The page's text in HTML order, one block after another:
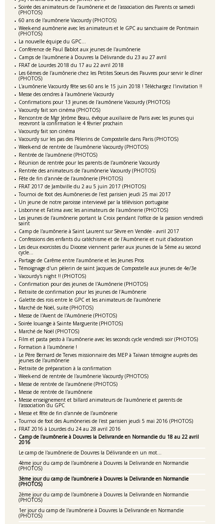
Soirée des animateurs de l'aumônerie et de l'association des Parents ce samedi
(PHOTOS)
60 ans de l'aumônerie Vacourdy (PHOTOS)
Week-end aumônerie avec les animateurs et le GPC au sanctuaire de Pontmain
(PHOTOS)
La nouvelle équipe du GPC...
Conférence de Paul Bablot aux jeunes de l'aumônerie
Camps de l'aumônerie à Douvres la Délivrande du 23 au 27 avril
FRAT de Lourdes 2018 du 17 au 22 avril 2018
Les 6èmes de l'aumônerie chez les Petites Soeurs des Pauvres pour servir le dîner
(PHOTOS)
L'aumônerie Vacourdy fête ses 60 ans le 15 juin 2018 ! Téléchargez l'invitation !!
Messe des cendres à l'aumônerie Vacourdy
Confirmations pour 13 jeunes de l'aumônerie Vacourdy (PHOTOS)
Vacourdy fait son cinéma (PHOTOS)
Rencontre de Mgr Jérôme Beau, évêque auxiliaire de Paris avec les jeunes qui
recevront la confirmation le 4 février prochain
Vacourdy fait son cinéma
Vacourdy sur les pas des Pèlerins de Compostelle dans Paris (PHOTOS)
Week-end de rentrée de l'aumônerie Vacourdy (PHOTOS)
Rentrée de l'aumônerie (PHOTOS)
Réunion de rentrée pour les parents de l'aumônerie Vacourdy
Rentrée des animateurs de l'aumônerie Vacourdy (PHOTOS)
Fête de fin d'année de l'aumônerie (PHOTOS)
FRAT 2017 de Jambville du 2 au 5 juin 2017 (PHOTOS)
Tournoi de foot des Aumôneries de l'est parisien jeudi 25 mai 2017
Un jeune de notre paroisse interviewé par la télévision portugaise
Lisbonne et Fatima avec les animateurs de l'aumônerie (PHOTOS)
Les jeunes de l'aumônerie portant la Croix pendant l'office de la passion vendredi
saint
Camp de l'aumônerie à Saint Laurent sur Sèvre en Vendée - avril 2017
Confessions des enfants du catéchisme et de l'Aumônerie et nuit d'adoration
Les deux exorcistes du Diocese viennent parler aux jeunes de la 5ème au second
cycle...
Partage de Carême entre l’aumônerie et les Jeunes Pros
Témoignage d'un pèlerin de saint Jacques de Compostelle aux jeunes de 4e/3e
Vacourdy's night !! (PHOTOS)
Confirmation pour des jeunes de l'Aumônerie (PHOTOS)
Retraite de confirmation pour les jeunes de l'Aumônerie
Galette des rois entre le GPC et les animateurs de l'aumônerie
Marché de Noël, suite (PHOTOS)
Messe de l'Avent de l'Aumônerie (PHOTOS)
Soirée louange à Sainte Marguerite (PHOTOS)
Marché de Noël (PHOTOS)
Film et pasta pesto à l'aumônerie avec les seconds cycle vendredi soir (PHOTOS)
Formation à l'aumônerie !
Le Père Bernard de Terves missionnaire des MEP à Taïwan témoigne auprès des
jeunes de l'aumônerie
Retraite de préparation à la confirmation
Week-end de rentrée de l'aumônerie Vacourdy (PHOTOS)
Messe de rentrée de l'aumônerie (PHOTOS)
Messe de rentrée de l'aumônerie
Messe enseignement et billard animateurs de l'aumônerie et parents de
l'association du GPC
Messe et fête de fin d'année de l'aumônerie
Tournoi de foot des Aumôneries de l'est parisien jeudi 5 mai 2016 (PHOTOS)
FRAT 2016 à Lourdes du 24 au 28 avril 2016
Camp de l'aumônerie à Douvres la Delivrande en Normandie du 18 au 22 avril
2016
Le camp de l'aumônerie de Douvres la Délivrande en un mot...
4ème jour du camp de l'aumônerie à Douvres la Delivrande en Normandie
(PHOTOS)
3ème jour du camp de l'aumônerie à Douvres la Delivrande en Normandie
(PHOTOS)
2ème jour du camp de l'aumônerie à Douvres la Delivrande en Normandie
(PHOTOS)
1er jour du camp de l'aumônerie à Douvres la Delivrande en Normandie
(PHOTOS)